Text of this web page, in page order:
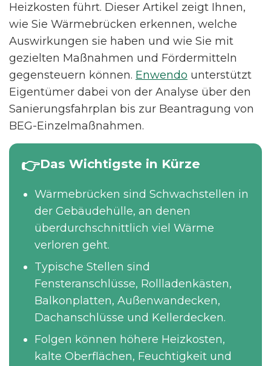
Heizkosten führt. Dieser Artikel zeigt Ihnen,
wie Sie Wärmebrücken erkennen, welche
Auswirkungen sie haben und wie Sie mit
gezielten Maßnahmen und Fördermitteln
gegensteuern können. Enwendo unterstützt
Eigentümer dabei von der Analyse über den
Sanierungsfahrplan bis zur Beantragung von
BEG-Einzelmaßnahmen.
Das Wichtigste in Kürze
Wärmebrücken sind Schwachstellen in
der Gebäudehülle, an denen
überdurchschnittlich viel Wärme
verloren geht.
Typische Stellen sind
Fensteranschlüsse, Rollladenkästen,
Balkonplatten, Außenwandecken,
Dachanschlüsse und Kellerdecken.
Folgen können höhere Heizkosten,
kalte Oberflächen, Feuchtigkeit und